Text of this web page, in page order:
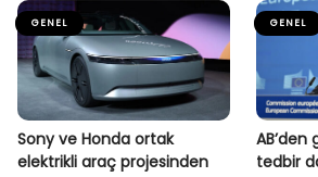
GENEL
Sony ve Honda ortak
elektrikli araç projesinden
GENEL
AB’den
tedbir